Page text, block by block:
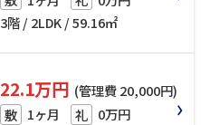
3階 / 2LDK / 59.16㎡
22.1万円 (管理費 20,000円)
敷 1ヶ月 礼 0万円